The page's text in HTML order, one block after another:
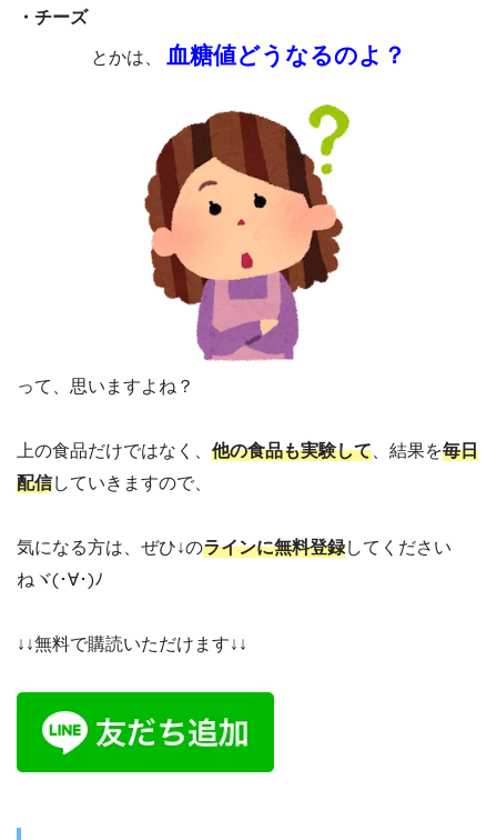
・チーズ
とかは、
血糖値どうなるのよ？
って、思いますよね？
上の食品だけではなく、 他の食品も実験して、結果を毎日
配信していきますので、
気になる方は、ぜひ↓のラインに無料登録してください
ねヾ(･∀･)ﾉ
↓↓無料で購読いただけます↓↓